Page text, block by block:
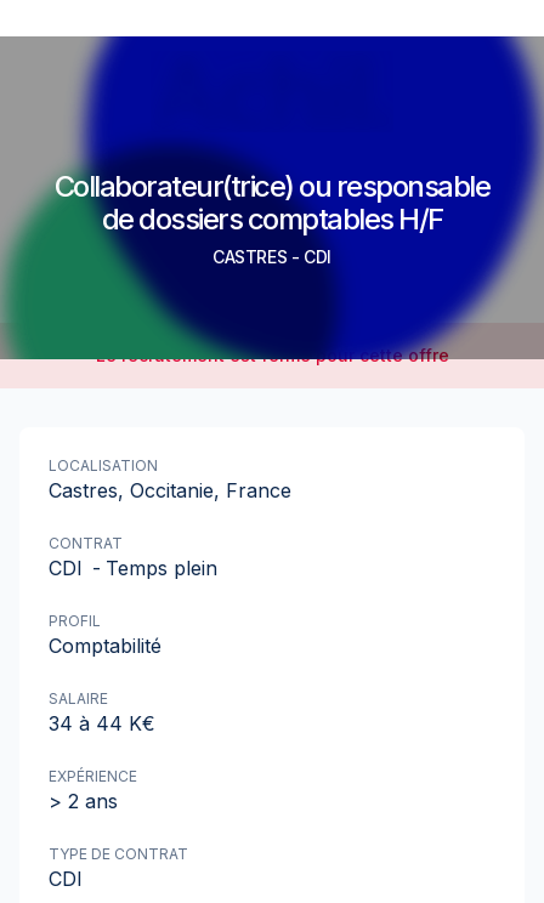
Collaborateur(trice) ou responsable
de dossiers comptables H/F
CASTRES - CDI
Le recrutement est fermé pour cette offre
LOCALISATION
Castres, Occitanie, France
CONTRAT
CDI - Temps plein
PROFIL
Comptabilité
SALAIRE
34 à 44 K€
EXPÉRIENCE
> 2 ans
TYPE DE CONTRAT
CDI